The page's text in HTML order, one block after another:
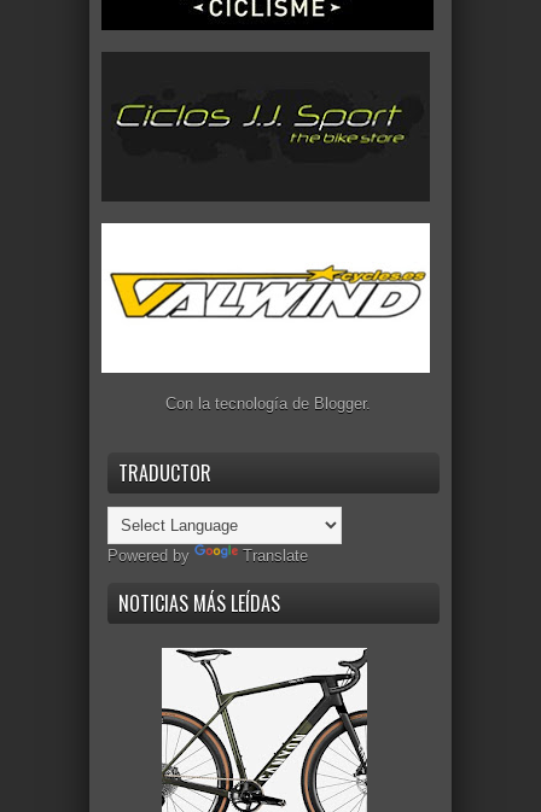
Con la tecnología de Blogger.
TRADUCTOR
Powered by Translate
NOTICIAS MÁS LEÍDAS